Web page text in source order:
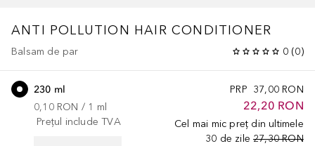
ANTI POLLUTION HAIR CONDITIONER
Balsam de par 0 (0)
PRP 37,00 RON
22,20 RON
Cel mai mic preț din ultimele
30 de zile 27,30 RON
230 ml
0,10 RON / 1 ml
Prețul include TVA